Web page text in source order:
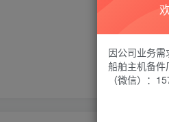
点赞15
因公司业务
船舶主机备
（微信）：